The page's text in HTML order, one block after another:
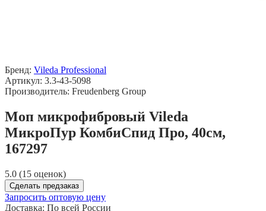
Бренд: Vileda Professional
Артикул: 3.3-43-5098
Производитель: Freudenberg Group
Моп микрофибровый Vileda
МикроПур КомбиСпид Про, 40см,
167297
5.0 (15 оценок)
Сделать предзаказ
Запросить оптовую цену
Доставка: По всей России